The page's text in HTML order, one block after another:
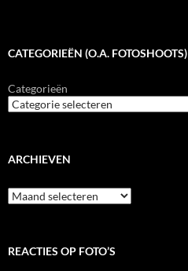
CATEGORIEËN (O.A. FOTOSHOOTS)
Categorieën
ARCHIEVEN
Archieven
REACTIES OP FOTO’S